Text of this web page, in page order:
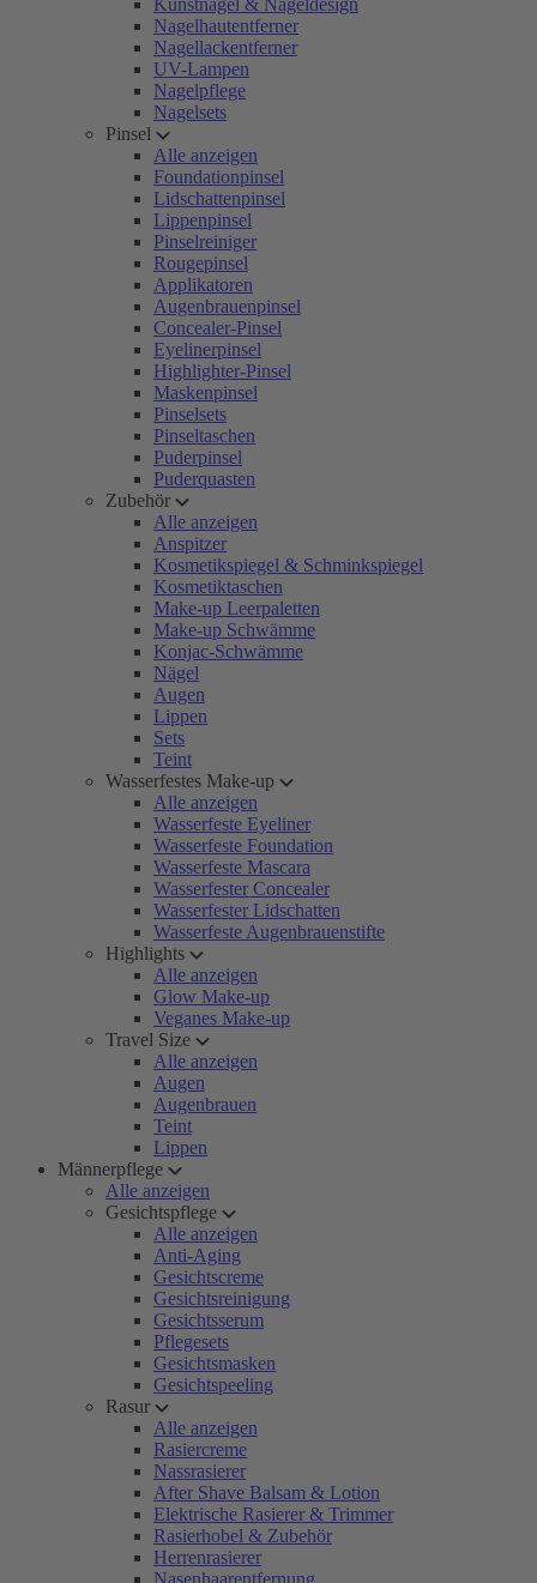
Kunstnägel & Nageldesign
Nagelhautentferner
Nagellackentferner
UV-Lampen
Nagelpflege
Nagelsets
Pinsel
Alle anzeigen
Foundationpinsel
Lidschattenpinsel
Lippenpinsel
Pinselreiniger
Rougepinsel
Applikatoren
Augenbrauenpinsel
Concealer-Pinsel
Eyelinerpinsel
Highlighter-Pinsel
Maskenpinsel
Pinselsets
Pinseltaschen
Puderpinsel
Puderquasten
Zubehör
Alle anzeigen
Anspitzer
Kosmetikspiegel & Schminkspiegel
Kosmetiktaschen
Make-up Leerpaletten
Make-up Schwämme
Konjac-Schwämme
Nägel
Augen
Lippen
Sets
Teint
Wasserfestes Make-up
Alle anzeigen
Wasserfeste Eyeliner
Wasserfeste Foundation
Wasserfeste Mascara
Wasserfester Concealer
Wasserfester Lidschatten
Wasserfeste Augenbrauenstifte
Highlights
Alle anzeigen
Glow Make-up
Veganes Make-up
Travel Size
Alle anzeigen
Augen
Augenbrauen
Teint
Lippen
Männerpflege
Alle anzeigen
Gesichtspflege
Alle anzeigen
Anti-Aging
Gesichtscreme
Gesichtsreinigung
Gesichtsserum
Pflegesets
Gesichtsmasken
Gesichtspeeling
Rasur
Alle anzeigen
Rasiercreme
Nassrasierer
After Shave Balsam & Lotion
Elektrische Rasierer & Trimmer
Rasierhobel & Zubehör
Herrenrasierer
Nasenhaarentfernung